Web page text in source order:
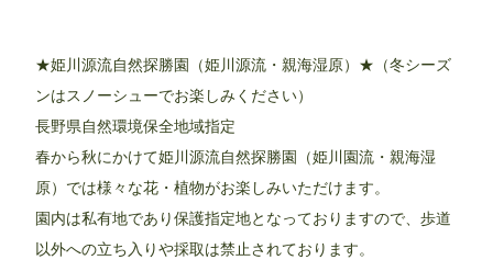
★姫川源流自然探勝園（姫川源流・親海湿原）★（冬シーズ
ンはスノーシューでお楽しみください）
長野県自然環境保全地域指定
春から秋にかけて姫川源流自然探勝園（姫川園流・親海湿
原）では様々な花・植物がお楽しみいただけます。
園内は私有地であり保護指定地となっておりますので、歩道
以外への立ち入りや採取は禁止されております。